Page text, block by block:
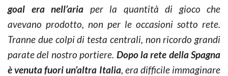
goal era nell’aria per la quantità di gioco che
avevano prodotto, non per le occasioni sotto rete.
Tranne due colpi di testa centrali, non ricordo grandi
parate del nostro portiere. Dopo la rete della Spagna
è venuta fuori un’altra Italia, era difficile immaginare